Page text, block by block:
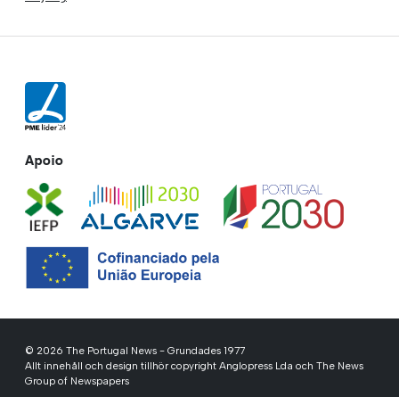
Apoio
© 2026 The Portugal News - Grundades 1977
Allt innehåll och design tillhör copyright Anglopress Lda och The News
Group of Newspapers